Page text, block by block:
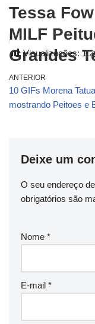
Tessa
MILF
Grandes
Visualizações:
ANTERIOR
10 GIFs Morena
mostrando Peitoes e
Deixe um
O seu endereço
obrigatórios são
Nome *
E-mail *